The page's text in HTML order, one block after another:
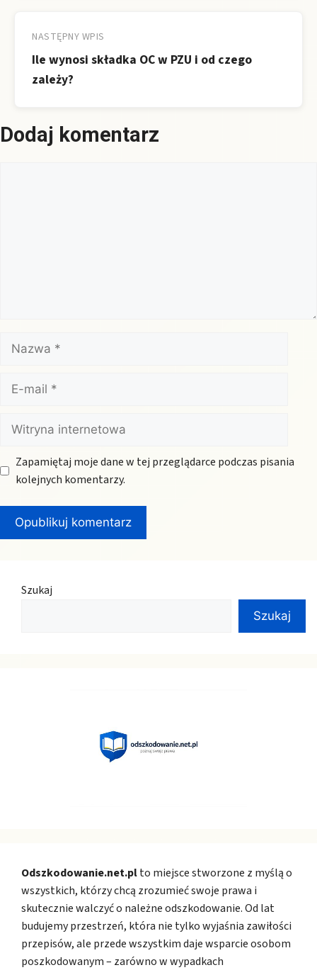
NASTĘPNY WPIS
Ile wynosi składka OC w PZU i od czego
zależy?
Dodaj komentarz
Nazwa
mail
Witryna
internetowa
Zapamiętaj moje dane w tej przeglądarce podczas pisania
kolejnych komentarzy.
Szukaj
Szukaj
Odszkodowanie.net.plto miejsce stworzone z myślą o
wszystkich, którzy chcą zrozumieć swoje prawa i
skutecznie walczyć o należne odszkodowanie. Od lat
budujemy przestrzeń, która nie tylko wyjaśnia zawiłości
przepisów, ale przede wszystkim daje wsparcie osobom
poszkodowanym – zarówno w wypadkach